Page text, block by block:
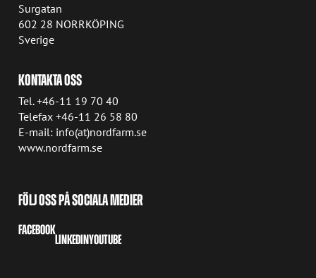
Surgatan
602 28 NORRKÖPING
Sverige
KONTAKTA OSS
Tel. +46-11 19 70 40
Telefax +46-11 26 58 80
E-mail: info(at)nordfarm.se
www.nordfarm.se
FÖLJ OSS PÅ SOCIALA MEDIER
FACEBOOK
LINKEDINYOUTUBE